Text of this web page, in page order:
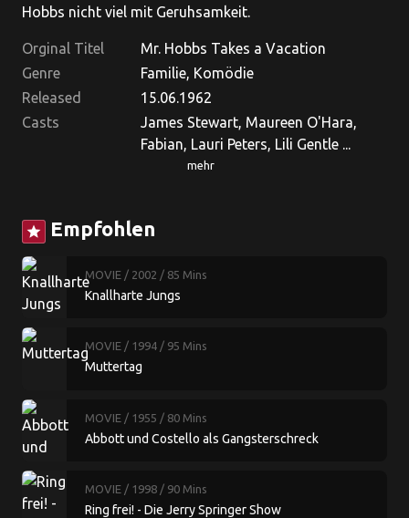
Hobbs nicht viel mit Geruhsamkeit.
Orginal Titel
Mr. Hobbs Takes a Vacation
Genre
Familie, Komödie
Released
15.06.1962
Casts
James Stewart, Maureen O'Hara,
Fabian, Lauri Peters, Lili Gentle ...
mehr
star Empfohlen
MOVIE / 2002 / 85 Mins
Knallharte Jungs
MOVIE / 1994 / 95 Mins
Muttertag
MOVIE / 1955 / 80 Mins
Abbott und Costello als Gangsterschreck
MOVIE / 1998 / 90 Mins
Ring frei! - Die Jerry Springer Show